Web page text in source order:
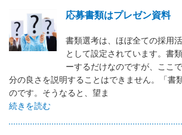
応募書類はプレゼン資料
書類選考は、ほぼ全ての採用
として設定されています。書
ーするだけなのですが、ここ
分の良さを説明することはできません。「書
のです。そうなると、望ま
続きを読む